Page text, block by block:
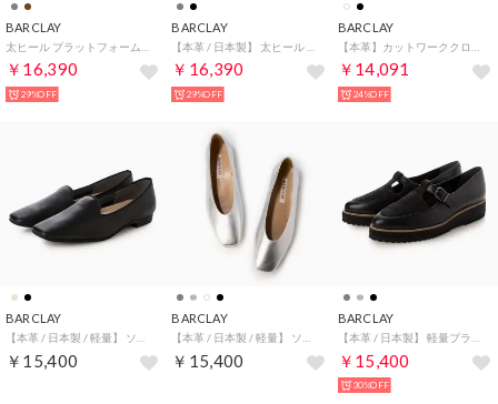
BARCLAY
￥16,390
29%OFF
BARCLAY
￥16,390
29%OFF
BARCLAY
￥14,091
24%OFF
BARCLAY
￥15,400
BARCLAY
￥15,400
BARCLAY
￥15,400
30%OFF